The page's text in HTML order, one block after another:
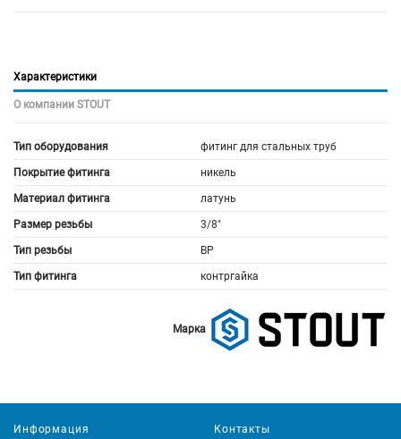
Характеристики
О компании STOUT
Тип оборудования фитинг для стальных труб
Покрытие фитинга никель
Материал фитинга латунь
Размер резьбы 3/8"
Тип резьбы ВР
Тип фитинга контргайка
Марка
Информация Контакты